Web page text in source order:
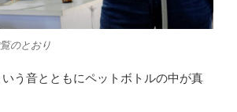
のとおり
う音とともにペットボトルの中が真